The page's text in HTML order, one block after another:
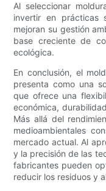
Al seleccionar
invertir en prácticas
mejoran su gestión
base creciente de
ecológica.
En conclusión, el
presenta como una
que ofrece una
económica,
Más allá del
medioambientales
mercado actual. Al
y la precisión de las
fabricantes pueden
reducir los residuos y